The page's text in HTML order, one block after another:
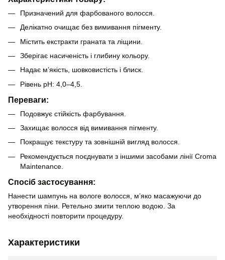
Призначений для фарбованого волосся.
Делікатно очищає без вимивання пігменту.
Містить екстракти граната та ліщини.
Зберігає насиченість і глибину кольору.
Надає м’якість, шовковистість і блиск.
Рівень pH: 4,0–4,5.
Переваги:
Подовжує стійкість фарбування.
Захищає волосся від вимивання пігменту.
Покращує текстуру та зовнішній вигляд волосся.
Рекомендується поєднувати з іншими засобами лінії Croma
Maintenance.
Спосіб застосування:
Нанести шампунь на вологе волосся, м’яко масажуючи до
утворення піни. Ретельно змити теплою водою. За
необхідності повторити процедуру.
Характеристики